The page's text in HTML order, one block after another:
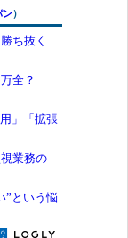
ン）
ち抜く
万全？
」「拡張
業務の
”という悩